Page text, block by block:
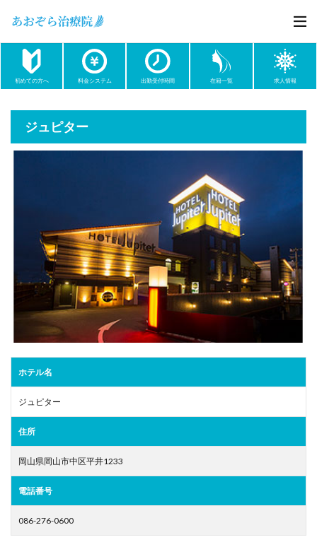
初めての方へ 料金システム 出勤受付時間 在籍一覧 求人情報
ジュピター
ホテル名
ジュピター
住所
岡山県岡山市中区平井1233
電話番号
086-276-0600